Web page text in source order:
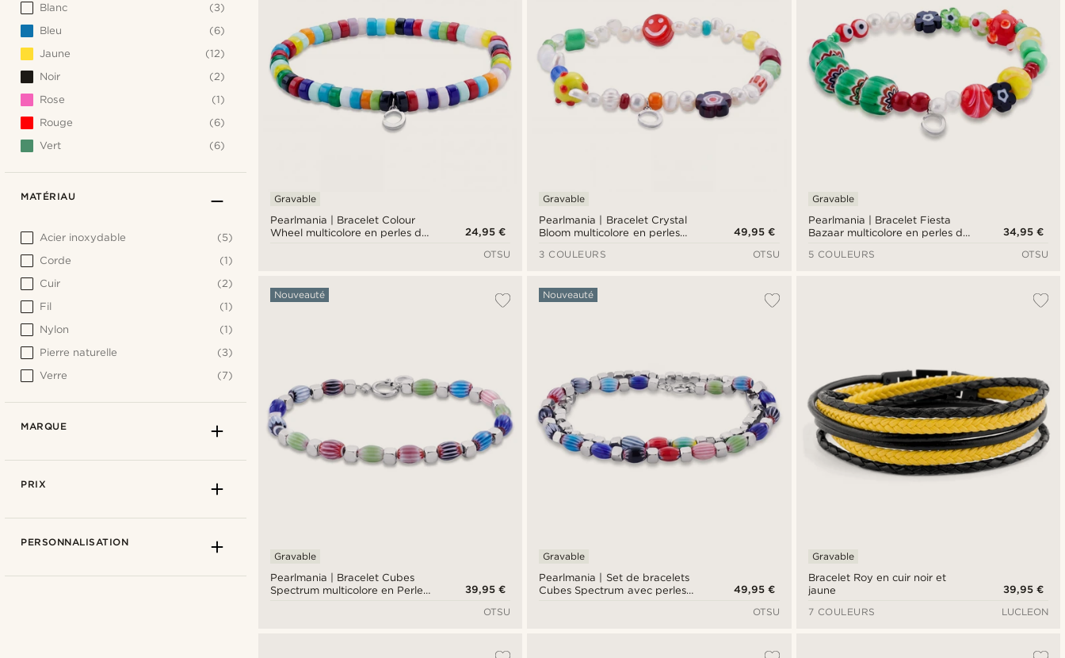
Pearlmania | Bracelet Colour
Wheel multicolore en perles de
Gravable
24,95 €
OTSU
Pearlmania | Bracelet Crystal
Bloom multicolore en perles
Gravable
49,95 €
3 COULEURS
OTSU
Pearlmania | Bracelet Fiesta
Bazaar multicolore en perles de
Gravable
34,95 €
5 COULEURS
OTSU
Pearlmania | Bracelet Cubes
Spectrum multicolore en Perles
Nouveauté
Gravable
39,95 €
OTSU
Pearlmania | Set de bracelets
Cubes Spectrum avec perles
Nouveauté
Gravable
49,95 €
OTSU
Bracelet Roy en cuir noir et
jaune
Gravable
39,95 €
7 COULEURS
LUCLEON
Blanc
(3)
Bleu
(6)
Jaune
(12)
Noir
(2)
Rose
(1)
Rouge
(6)
Vert
(6)
MATÉRIAU
Acier inoxydable
(5)
Corde
(1)
Cuir
(2)
Fil
(1)
Nylon
(1)
Pierre naturelle
(3)
Verre
(7)
MARQUE
PRIX
PERSONNALISATION